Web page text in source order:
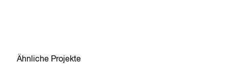
Ähnliche Projekte